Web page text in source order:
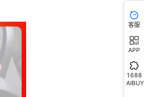
客服
APP
1688
AIBUY